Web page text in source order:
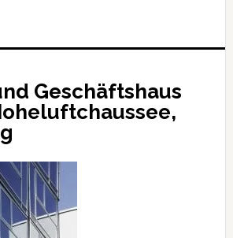
Geschäftshaus